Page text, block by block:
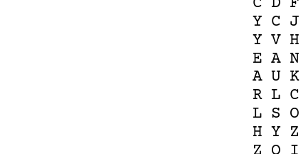
Y C J
Y V H
E A N
A U K
R L C
L S O
H Y Z